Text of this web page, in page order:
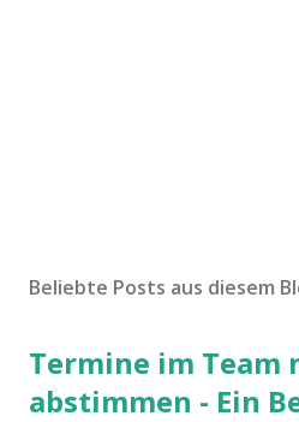
Beliebte Posts aus diesem
Termine im
abstimmen - Ein